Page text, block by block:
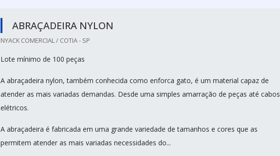
ABRAÇADEIRA NYLON
NYACK COMERCIAL / COTIA - SP
Lote mínimo de 100 peças
A abraçadeira nylon, também conhecida como enforca gato, é um material capaz de
atender as mais variadas demandas. Desde uma simples amarração de peças até cabos
elétricos.
A abraçadeira é fabricada em uma grande variedade de tamanhos e cores que as
permitem atender as mais variadas necessidades do...